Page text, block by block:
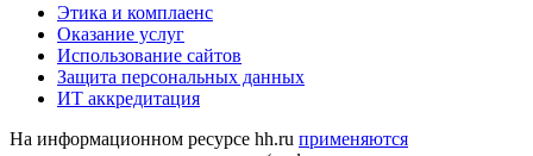
Этика и комплаенс
Оказание услуг
Использование сайтов
Защита персональных данных
ИТ аккредитация
На информационном ресурсе hh.ru применяются